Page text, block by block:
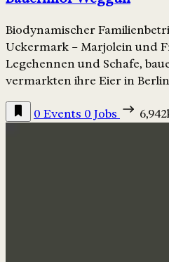
Biodynamischer
Uckermark – Marjolein und
Legehennen und Schafe,
vermarkten ihre Eier in
0 Events 0 Jobs